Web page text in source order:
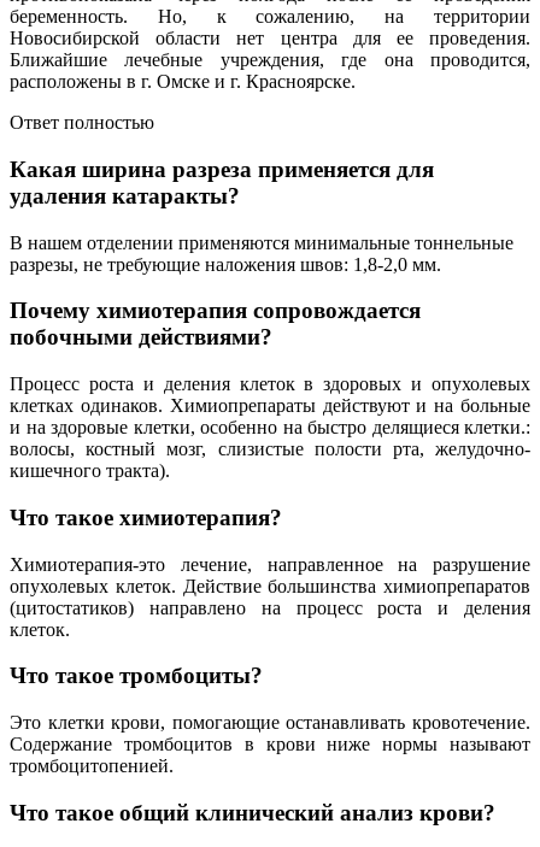
беременность. Но, к сожалению, на территории
Новосибирской области нет центра для ее проведения.
Ближайшие лечебные учреждения, где она проводится,
расположены в г. Омске и г. Красноярске.
Ответ полностью
Какая ширина разреза применяется для
удаления катаракты?
В нашем отделении применяются минимальные тоннельные
разрезы, не требующие наложения швов: 1,8-2,0 мм.
Почему химиотерапия сопровождается
побочными действиями?
Процесс роста и деления клеток в здоровых и опухолевых
клетках одинаков. Химиопрепараты действуют и на больные
и на здоровые клетки, особенно на быстро делящиеся клетки.:
волосы, костный мозг, слизистые полости рта, желудочно-
кишечного тракта).
Что такое химиотерапия?
Химиотерапия-это лечение, направленное на разрушение
опухолевых клеток. Действие большинства химиопрепаратов
(цитостатиков) направлено на процесс роста и деления
клеток.
Что такое тромбоциты?
Это клетки крови, помогающие останавливать кровотечение.
Содержание тромбоцитов в крови ниже нормы называют
тромбоцитопенией.
Что такое общий клинический анализ крови?